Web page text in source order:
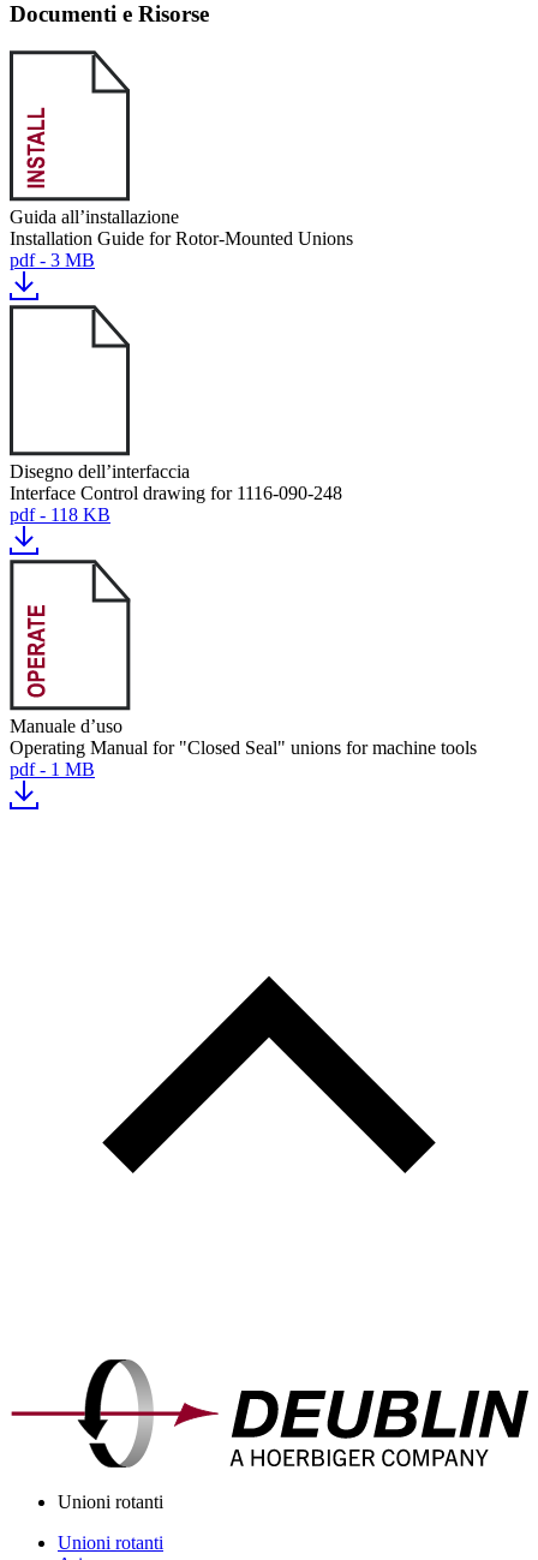
Documenti e Risorse
Guida all’installazione
Installation Guide for Rotor-Mounted Unions
pdf - 3 MB
Disegno dell’interfaccia
Interface Control drawing for 1116-090-248
pdf - 118 KB
Manuale d’uso
Operating Manual for "Closed Seal" unions for machine tools
pdf - 1 MB
Unioni rotanti
Unioni rotanti